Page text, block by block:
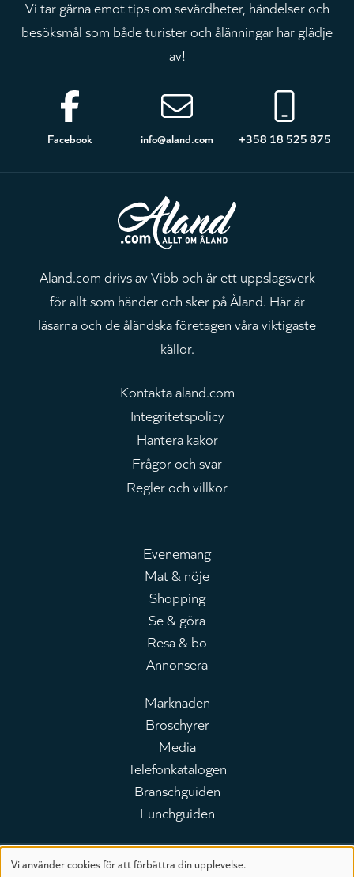
Vi tar gärna emot tips om sevärdheter, händelser och
besöksmål som både turister och ålänningar har glädje
av!
Sidfot
Facebook info@aland.com +358 18 525 875
Aland.com drivs av Vibb och är ett uppslagsverk
för allt som händer och sker på Åland. Här är
läsarna och de åländska företagen våra viktigaste
källor.
Kontakta aland.com
Integritetspolicy
Hantera kakor
Frågor och svar
Regler och villkor
Huvudmeny
Evenemang
Mat & nöje
Shopping
Se & göra
Resa & bo
Annonsera
Leaderboard
Marknaden
Broschyrer
Media
Telefonkatalogen
Branschguiden
Lunchguiden
Vi använder cookies för att förbättra din upplevelse.